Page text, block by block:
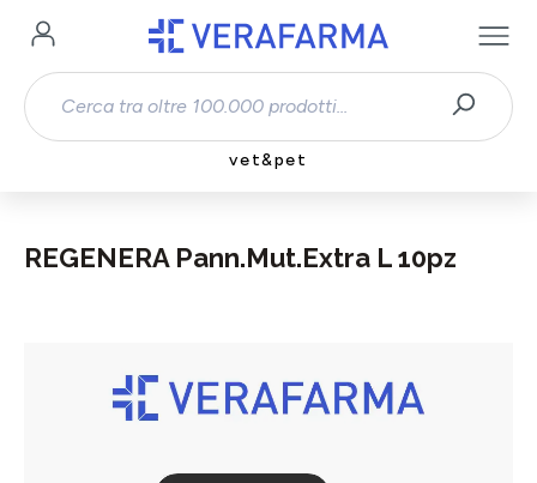
Passa al contenuto principale
vet&pet
REGENERA Pann.Mut.Extra L 10pz